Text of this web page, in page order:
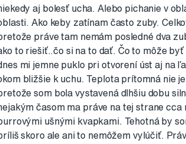
aj bolesť ucha. Alebo pichanie v
Ako keby zatínam často zuby.
práve tam nemám posledné dva
to riešiť..čo si na to dať. Čo to môže
mi jemne puklo pri otvorení úst aj na
bližšie k uchu. Teplota prítomná nie
som bola vystavená dlhšiu dobu
časom ma práve na tej strane
ušnými kvapkami. Tehotná by
skoro ale ani to nemôžem vylúčiť.